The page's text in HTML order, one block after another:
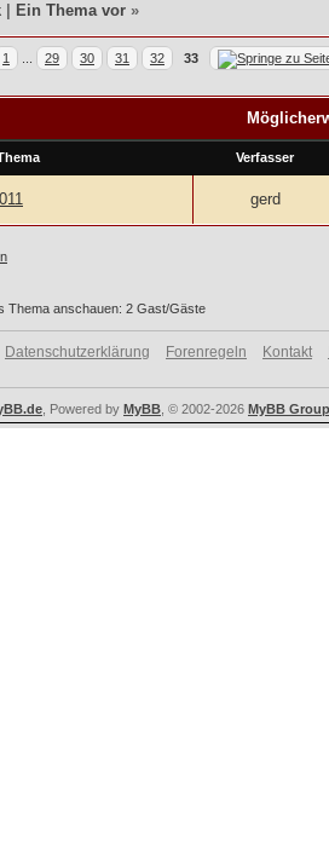
Ein Thema vor »
1 29 30 31 32 33
Verfasser
gerd
Thema anschauen: 2 Gast/Gäste
Datenschutzerklärung Forenregeln Kontakt
, Powered by MyBB , © 2002-2026 MyBB Group